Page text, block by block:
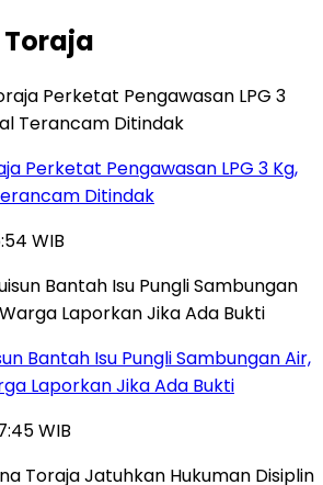
Perketat Pengawasan LPG 3 Kg,
Ditindak
WIB
Bantah Isu Pungli Sambungan Air,
Laporkan Jika Ada Bukti
WIB